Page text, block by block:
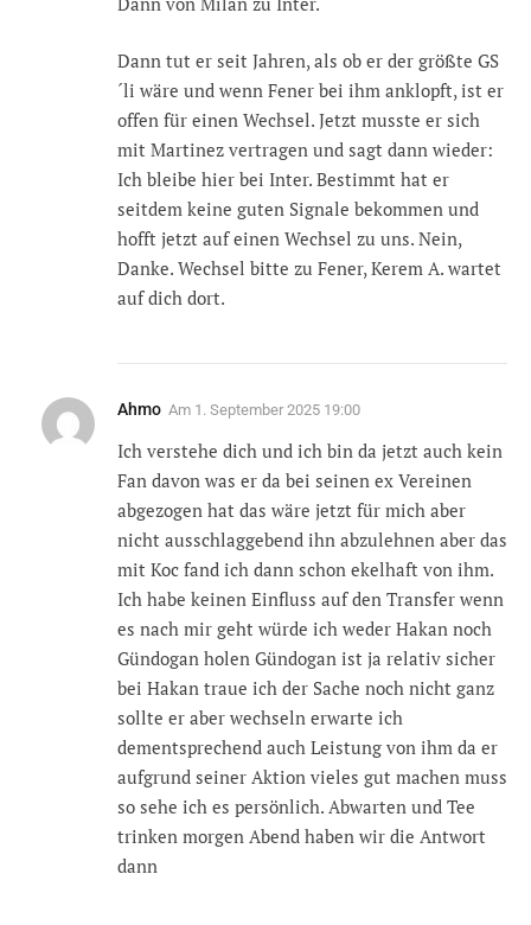
Dann tut er seit Jahren, als ob er der größte GS
´li wäre und wenn Fener bei ihm anklopft, ist er
offen für einen Wechsel. Jetzt musste er sich
mit Martinez vertragen und sagt dann wieder:
Ich bleibe hier bei Inter. Bestimmt hat er
seitdem keine guten Signale bekommen und
hofft jetzt auf einen Wechsel zu uns. Nein,
Danke. Wechsel bitte zu Fener, Kerem A. wartet
auf dich dort.
Ahmo Am 1. September 2025 19:00
Ich verstehe dich und ich bin da jetzt auch kein
Fan davon was er da bei seinen ex Vereinen
abgezogen hat das wäre jetzt für mich aber
nicht ausschlaggebend ihn abzulehnen aber das
mit Koc fand ich dann schon ekelhaft von ihm.
Ich habe keinen Einfluss auf den Transfer wenn
es nach mir geht würde ich weder Hakan noch
Gündogan holen Gündogan ist ja relativ sicher
bei Hakan traue ich der Sache noch nicht ganz
sollte er aber wechseln erwarte ich
dementsprechend auch Leistung von ihm da er
aufgrund seiner Aktion vieles gut machen muss
so sehe ich es persönlich. Abwarten und Tee
trinken morgen Abend haben wir die Antwort
dann